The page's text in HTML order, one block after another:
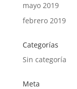
mayo 2019
febrero 2019
Categorías
Sin categoría
Meta